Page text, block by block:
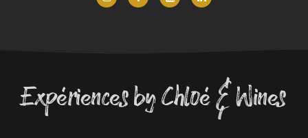
Expériences by Chloé & Wines